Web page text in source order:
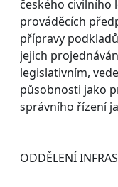
českého civilního
prováděcích
přípravy
jejich
legislativním,
působnosti jako
správního řízení
ODDĚLENÍ